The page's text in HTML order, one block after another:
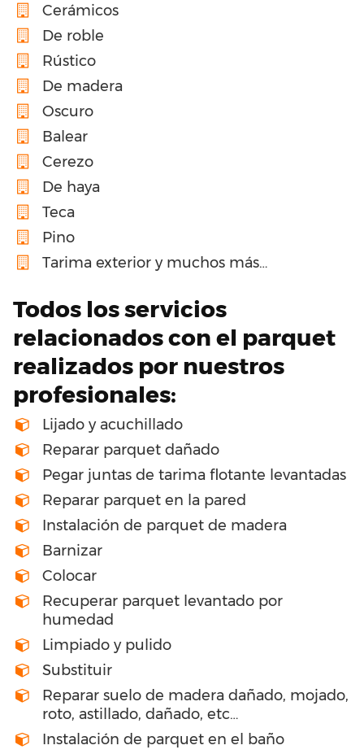
Cerámicos
De roble
Rústico
De madera
Oscuro
Balear
Cerezo
De haya
Teca
Pino
Tarima exterior y muchos más…
Todos los servicios
relacionados con el parquet
realizados por nuestros
profesionales:
Lijado y acuchillado
Reparar parquet dañado
Pegar juntas de tarima flotante levantadas
Reparar parquet en la pared
Instalación de parquet de madera
Barnizar
Colocar
Recuperar parquet levantado por
humedad
Limpiado y pulido
Substituir
Reparar suelo de madera dañado, mojado,
roto, astillado, dañado, etc…
Instalación de parquet en el baño